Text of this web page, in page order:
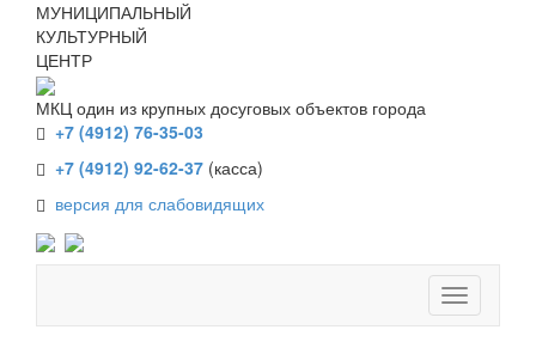
МУНИЦИПАЛЬНЫЙ
КУЛЬТУРНЫЙ
ЦЕНТР
МКЦ один из крупных досуговых объектов города
+7 (4912) 76-35-03
+7 (4912) 92-62-37 (касса)
версия для слабовидящих